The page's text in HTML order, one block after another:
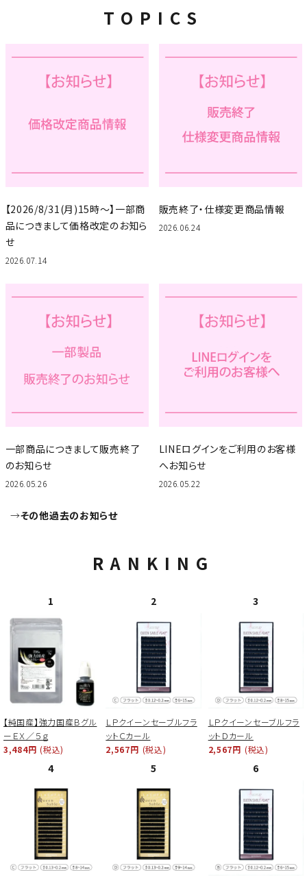
person
TOPICS
【2026/8/31(月)15時～】一部商
品につきまして価格改定のお知ら
せ
2026.07.14
販売終了・仕様変更商品情報
2026.06.24
一部商品につきまして販売終了
のお知らせ
2026.05.26
LINEログインをご利用のお客様
へお知らせ
2026.05.22
→その他過去のお知らせ
RANKING
【純国産】強力国産Ｂグル
ーＥＸ／５ｇ
3,484円 (税込)
ＬＰクイーンセーブルフラ
ットＣカール
2,567円 (税込)
ＬＰクイーンセーブルフラ
ットＤカール
2,567円 (税込)